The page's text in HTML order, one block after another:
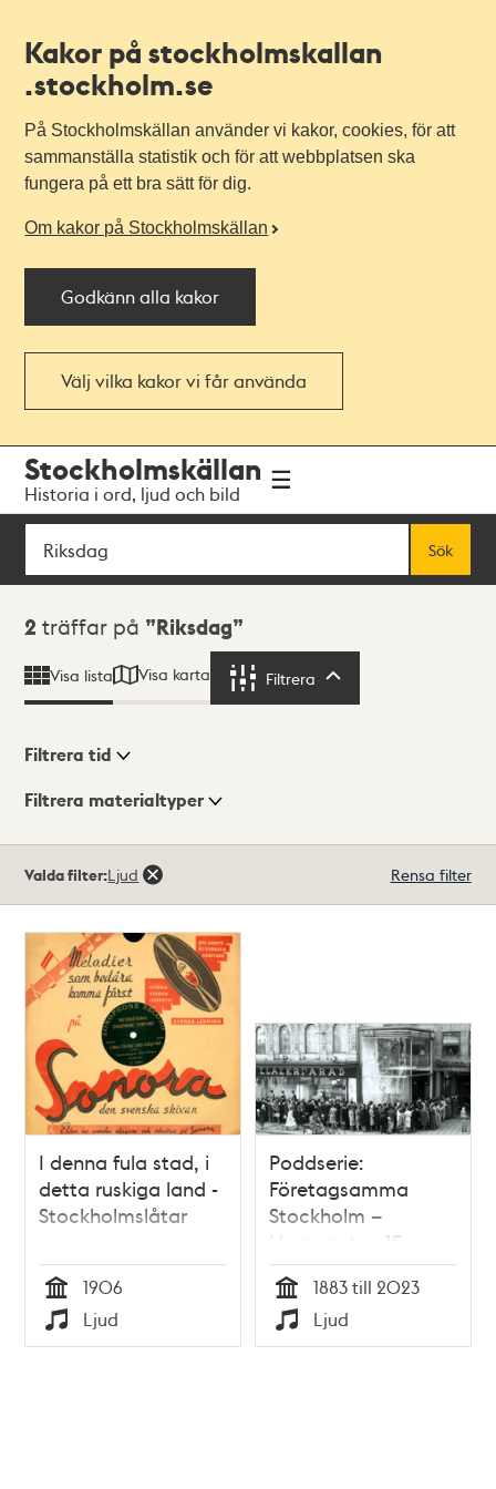
Kakor på stockholmskallan
.stockholm.se
På Stockholmskällan använder vi kakor, cookies, för att
sammanställa statistik och för att webbplatsen ska
fungera på ett bra sätt för dig.
Om kakor på Stockholmskällan
Godkänn alla kakor
Välj vilka kakor vi får använda
navigationen
huvudinnehållet
Stockholmskällan
Historia i ord, ljud och bild
Sök
Sök
Sökresultat
2 träffar på Riksdag
Visa lista Visa karta Filtrera
Visningsläge
Filtrera tid
Filtrera materialtyper
träffar
Valda filter:Ljud Rensa filter
I denna fula stad, i
detta ruskiga land -
Stockholmslåtar
Tid
1906
Typ
Ljud
Poddserie:
Företagsamma
Stockholm –
Hamngatan 15,
MEA
Tid
1883 till 2023
Typ
Ljud